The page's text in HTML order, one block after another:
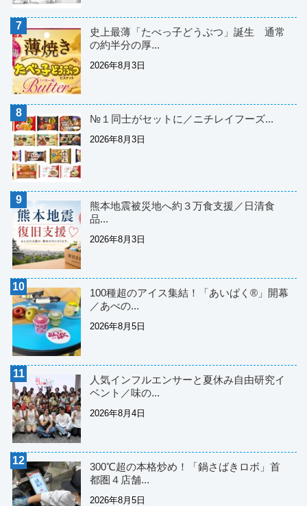
史上最薄「たべっ子どうぶつ」誕生 通常
の約半分の厚...
2026年8月3日
№１同士がセットに／ニチレイフーズ...
2026年8月3日
熊本地震被災地へ約３万食支援／日清食
品...
2026年8月3日
100種超のアイス集結！「あいぱく®」開幕
／あべの...
2026年8月5日
人気インフルエンサーと夏休み自由研究イ
ベント／味の...
2026年8月4日
300℃超の本格炒め！「鍋さばきロボ」首
都圏４店舗...
2026年8月5日